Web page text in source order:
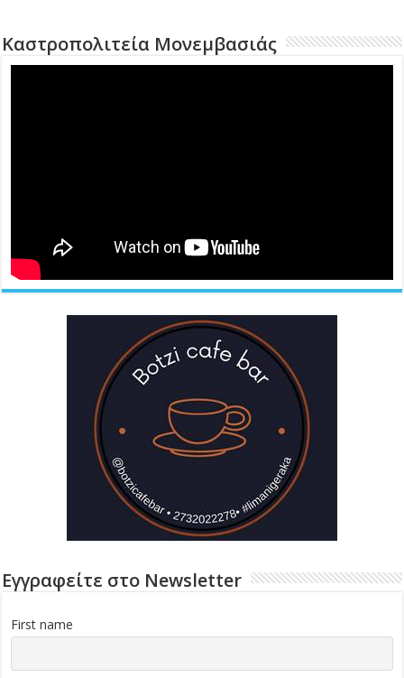
Καστροπολιτεία Μονεμβασιάς
Εγγραφείτε στο Newsletter
First name